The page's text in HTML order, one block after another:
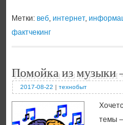
Метки: веб, интернет,
фактчекинг
Помойка из
2017-08-22 технобыт
темы